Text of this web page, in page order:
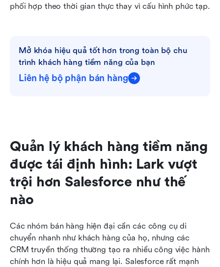
phối hợp theo thời gian thực thay vì cấu hình phức tạp.
Mở khóa hiệu quả tốt hơn trong toàn bộ chu
trình khách hàng tiềm năng của bạn
Liên hệ bộ phận bán hàng
Quản lý khách hàng tiềm năng
được tái định hình: Lark vượt
trội hơn Salesforce như thế
nào
Các nhóm bán hàng hiện đại cần các công cụ di
chuyển nhanh như khách hàng của họ, nhưng các
CRM truyền thống thường tạo ra nhiều công việc hành
chính hơn là hiệu quả mang lại. Salesforce rất mạnh